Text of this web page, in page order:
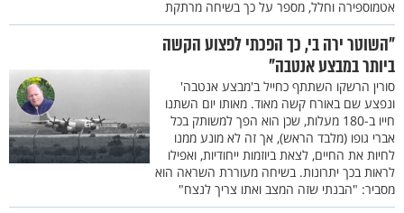
אטמוספירה וחלל, מספר על כך בשיחה מרתקת
"השוטר ירה בי, כך הפכתי לפצוע הקשה
ביותר במבצע אנטבה"
סורין הרשקו השתתף כחייל ב'מבצע אנטבה'
ונפצע שם באורח קשה מאוד. מאותו יום השתנו
חייו ב-180 מעלות, שכן הוא הפך למשותק בכל
אברי גופו (מלבד הראש), אך זה לא מונע ממנו
לחיות את החיים, לצאת ביוזמות ייחודיות, ואפילו
לראות בכך יתרונות. בשיחה מעוררת השראה הוא
מסביר: "הבנתי שזה המצב ואתו צריך לנצח"